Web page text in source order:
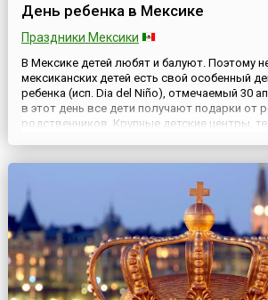
День ребенка в Мексике
Праздники Мексики
В Мексике детей любят и балуют. Поэтому
мексиканских детей есть свой особенный
ребенка (исп. Dia del Niño), отмечаемый 30
в этот день все дети получают подарки от
родственников. Крупные детские центры,